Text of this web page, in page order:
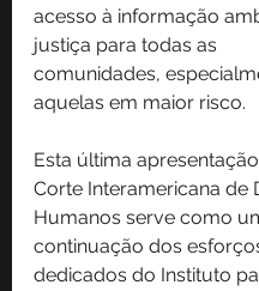
acesso à informação
justiça para todas as
comunidades,
aquelas em maior risco.
Esta última
Corte Interamericana de
Humanos serve como
continuação dos
dedicados do Instituto